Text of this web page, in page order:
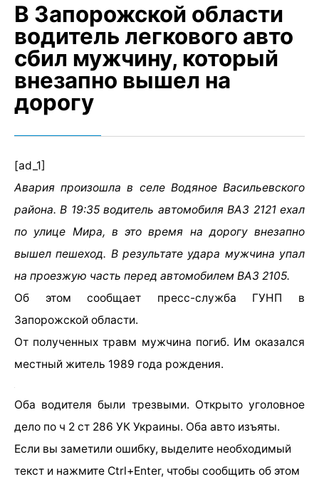
В Запорожской области
водитель легкового авто
сбил мужчину, который
внезапно вышел на
дорогу
[ad_1]
Авария произошла в селе Водяное Васильевского
района. В 19:35 водитель автомобиля ВАЗ 2121 ехал
по улице Мира, в это время на дорогу внезапно
вышел пешеход. В результате удара мужчина упал
на проезжую часть перед автомобилем ВАЗ 2105.
Об этом сообщает пресс-служба ГУНП в
Запорожской области.
От полученных травм мужчина погиб. Им оказался
местный житель 1989 года рождения.
Оба водителя были трезвыми. Открыто уголовное
дело по ч 2 ст 286 УК Украины. Оба авто изъяты.
Если вы заметили ошибку, выделите необходимый
текст и нажмите Ctrl+Enter, чтобы сообщить об этом